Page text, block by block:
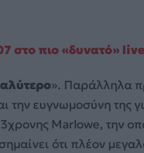
πιο «δυνατό» live
». Παράλληλα
ευγνωμοσύνη της
Marlowe, την
ότι πλέον